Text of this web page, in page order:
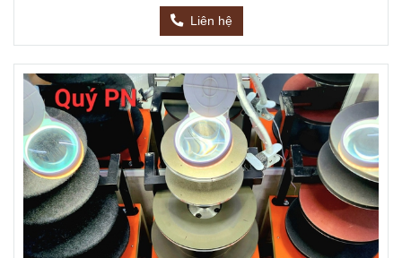
Liên hệ